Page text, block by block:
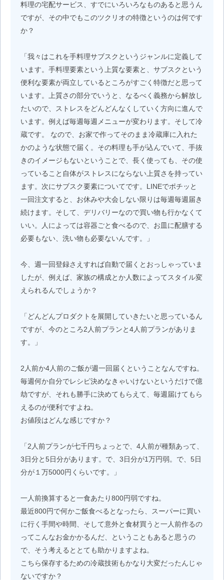
料理の宅配サービス、すでにいろいろなものあると思うん
ですが、その中でもこのツクリオの特徴というのは何です
か？
「我々はこれを手料理サブスクというジャンルに定義して
います。手料理要素という上質な要素と、サブスクという
便利な要素が両立しているところがすごく特徴だと思って
います。上質さの部分でいうと、なるべく義務から解放し
たいので、ストレスをどんどんなくしていく方向に進んで
います。例えば毎週毎週メニューが変わります。そして冷
蔵です。 なので、お家で作ってそのまま冷蔵庫に入れた
かのような状態で届く。その料理も手が込んでいて、手抜
きのイメージもないということで、長く使っても、その使
っていること自体がストレスにならない上質さを持ってい
ます。次にサブスク要素についてです。LINEでポチッと
一回注文すると、お休みや大会しない限りは毎週毎週届き
続けます。そして、デリバリーなので買い物も行かなくて
いい。人によっては容器ごと食べるので、お皿に配膳する
必要もない、洗い物も必要ないんです。」
今、週一回登録さえすれば自動で届くとおっしゃっていま
したが、例えば、家族の構成とか人数によってスタイル変
えられるんでしょうか？
「どんどんプロダクトを展開していきたいと思っているん
ですが、今のところ2人前プランと4人前プランがありま
す。」
2人前か4人前のご飯が週一回届くということなんですね。
毎週何か自分でレシピ決めなきゃいけないというだけで億
劫ですが、それも勝手に決めてもらえて、毎週届けてもら
えるのが便利ですよね。
お値段はどんな感じですか？
「2人前プランが七千円ちょっとで、4人前が種類あって、
3日分と5日分があります。で、3日分が1万円弱。で、5日
分が１万5000円くらいです。」
一人前換算すると一食あたり800円弱ですね。
最近800円で何かご飯食べるとなったら、スーパーに買い
に行く手間や時間、そして意外と食材買うと一人前作るの
ってこんなお金かかるんだ、ということもあると思うの
で、そう考えるととても助かりますよね。
こちら保存するための冷蔵技術もかなり大変だったんじゃ
ないですか？